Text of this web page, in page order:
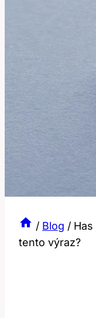
/ Blog /
tento výraz?